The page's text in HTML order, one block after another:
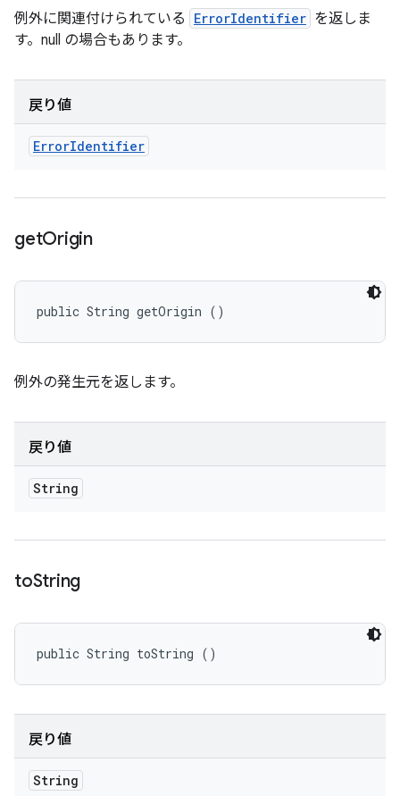
例外に関連付けられている ErrorIdentifier を返しま
す。null の場合もあります。
戻り値
ErrorIdentifier
getOrigin
public String getOrigin ()
例外の発生元を返します。
戻り値
String
toString
public String toString ()
戻り値
String